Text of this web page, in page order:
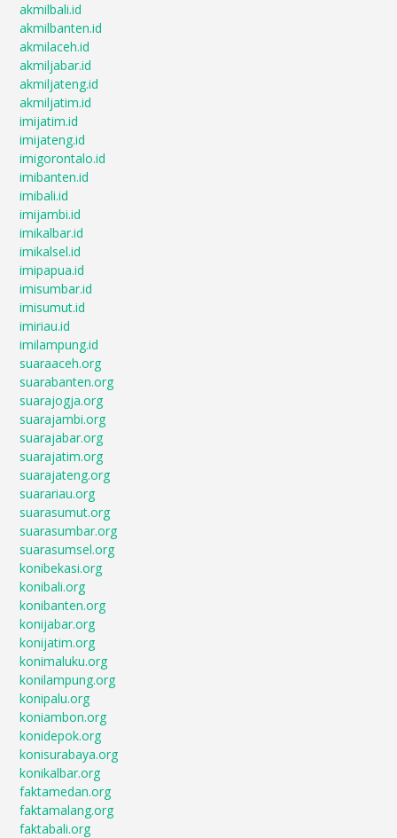
akmilbali.id
akmilbanten.id
akmilaceh.id
akmiljabar.id
akmiljateng.id
akmiljatim.id
imijatim.id
imijateng.id
imigorontalo.id
imibanten.id
imibali.id
imijambi.id
imikalbar.id
imikalsel.id
imipapua.id
imisumbar.id
imisumut.id
imiriau.id
imilampung.id
suaraaceh.org
suarabanten.org
suarajogja.org
suarajambi.org
suarajabar.org
suarajatim.org
suarajateng.org
suarariau.org
suarasumut.org
suarasumbar.org
suarasumsel.org
konibekasi.org
konibali.org
konibanten.org
konijabar.org
konijatim.org
konimaluku.org
konilampung.org
konipalu.org
koniambon.org
konidepok.org
konisurabaya.org
konikalbar.org
faktamedan.org
faktamalang.org
faktabali.org